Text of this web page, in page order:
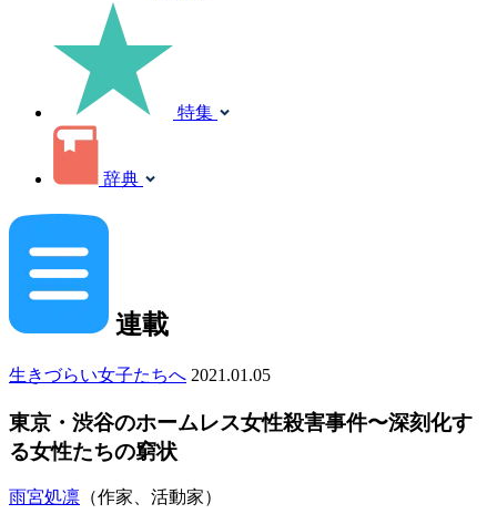
特集
辞典
連載
生きづらい女子たちへ 2021.01.05
東京・渋谷のホームレス女性殺害事件〜深刻化す
る女性たちの窮状
雨宮処凛 （作家、活動家）